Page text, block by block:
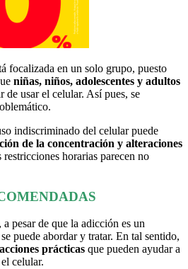
focalizada en un solo grupo, puesto
niñas, niños, adolescentes y adultos
de usar el celular. Así pues, se
indiscriminado del celular puede
de la concentración y alteraciones
restricciones horarias parecen no
pesar de que la adicción es un
puede abordar y tratar. En tal sentido,
acciones prácticas que pueden ayudar a
celular.